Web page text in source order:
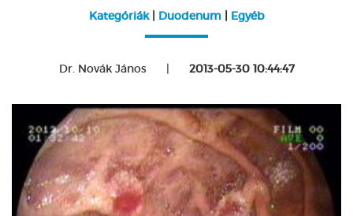
Kategóriák| Duodenum| Egyéb
Dr. Novák János | 2013-05-30 10:44:47